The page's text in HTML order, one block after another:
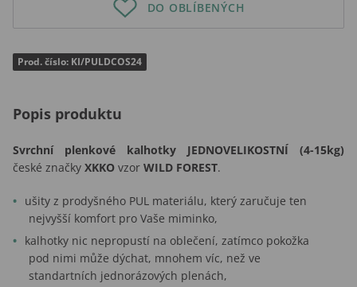
DO OBLÍBENÝCH
Prod. číslo: KI/PULDCOS24
Popis produktu
Svrchní plenkové kalhotky
JEDNOVELIKOSTNÍ (4-15kg)
české značky XKKO vzor WILD FOREST.
ušity z prodyšného PUL materiálu, který zaručuje ten
nejvyšší komfort pro Vaše miminko,
kalhotky nic nepropustí na oblečení, zatímco pokožka
pod nimi může dýchat, mnohem víc, než ve
standartních jednorázových plenách,